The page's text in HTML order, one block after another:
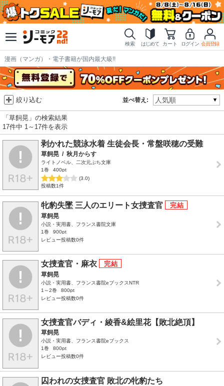
検索 はじめて カート ログイン 会員登録
漫画（マンガ）・電子書籍が国内最大級!!
並べ替え:
絞り込む
「草飼晃」の検索結果
17件中 1～17件を表示
剥かれた競泳水着 生徒会長・常盤咲穂の受難
草飼晃 / 秋月からす
ライトノベル、二次元ぷち文庫
1巻
400pt
(3.0)
投稿数1件
牝豹失墜 三人のエリート女捜査官
草飼晃
小説・実用書、フランス書院文庫
1巻
900pt
レビュー投稿数0件
女捜査官・麻衣
草飼晃
小説・実用書、フランス書院eブックスNTR
1～2巻
800pt
レビュー投稿数0件
女捜査官バディ・綾香&絵里花【敗北絶頂】
草飼晃
小説・実用書、フランス書院eブックス
1巻
800pt
レビュー投稿数0件
囚われの女捜査官 敗北の牝豹たち